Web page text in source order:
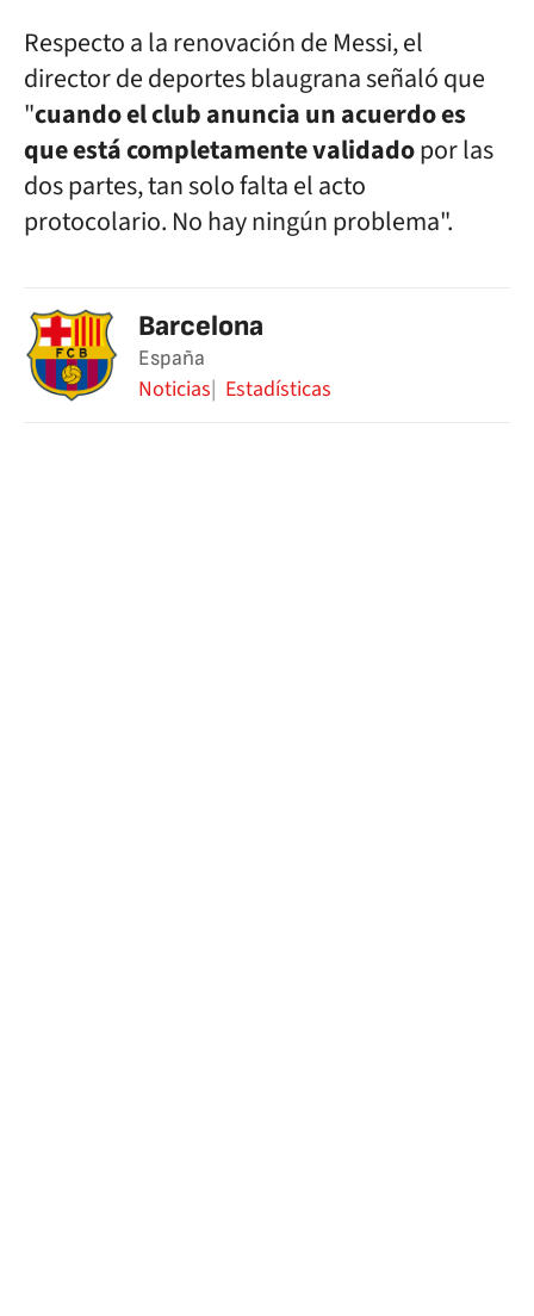
Respecto a la renovación de Messi, el
director de deportes blaugrana señaló que
"cuando el club anuncia un acuerdo es
que está completamente validadopor las
dos partes, tan solo falta el acto
protocolario. No hay ningún problema".
Barcelona
España
Noticias Estadísticas